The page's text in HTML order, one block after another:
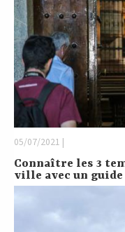
05/07/2021 |
Connaître les 3
ville avec un guide